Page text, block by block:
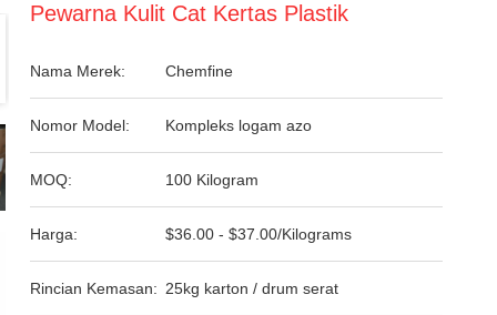
Pewarna Kulit Cat Kertas Plastik
Nama Merek: Chemfine
Nomor Model: Kompleks logam azo
MOQ: 100 Kilogram
Harga: $36.00 - $37.00/Kilograms
Rincian Kemasan: 25kg karton / drum serat